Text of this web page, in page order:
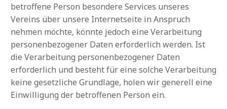
betroffene Person besondere Services unseres
Vereins über unsere Internetseite in Anspruch
nehmen möchte, könnte jedoch eine Verarbeitung
personenbezogener Daten erforderlich werden. Ist
die Verarbeitung personenbezogener Daten
erforderlich und besteht für eine solche Verarbeitung
keine gesetzliche Grundlage, holen wir generell eine
Einwilligung der betroffenen Person ein.